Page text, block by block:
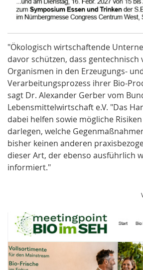
"Ökologisch wirtschaftende
davor schützen, dass gentechnisch
Organismen in den Erzeugungs-
Verarbeitungsprozess ihrer Bio-
sagt Dr. Alexander Gerber vom
Lebensmittelwirtschaft e.V. "Das
dabei helfen sowie mögliche
darlegen, welche
bisher keinen anderen
dieser Art, der ebenso ausführlich
informiert."